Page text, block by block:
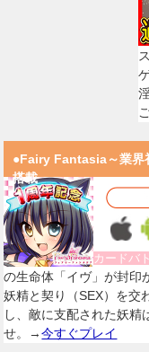
●Fairy Fantasia～業界
搭載
カードバ
の生命体「イヴ」が封印
妖精と契り（SEX）を交
し、敵に支配された妖精
せ。→今すぐプレイ